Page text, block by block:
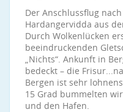
Der Anschlussflug
Hardangervidda aus
Durch Wolkenlücken
beeindruckenden
„Nichts“. Ankunft in
bedeckt – die
Bergen ist sehr
15 Grad bummelten
und den Hafen.